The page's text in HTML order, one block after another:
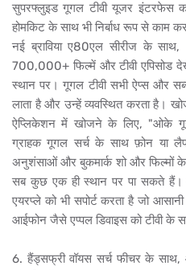
सुपरफ्लुइड गूगल टीवी यूजर इंटरफेस
होमकिट के साथ भी निर्बाध रूप से काम
नई ब्राविया ए80एल सीरीज के
700,000+ फिल्में और टीवी एपिसोड
स्थान पर। गूगल टीवी सभी ऐप्स और
लाता है और उन्हें व्यवस्थित करता है।
ऐप्लिकेशन में खोजने के लिए, "ओके
ग्राहक गूगल सर्च के साथ फ़ोन या
अनुशंसाओं और बुकमार्क शो और
सब कुछ एक ही स्थान पर पा सकते हैं।
एयरप्ले को भी सपोर्ट करता है जो
आईफोन जैसे एप्पल डिवाइस को टीवी के
6. हैंड्सफ्री वॉयस सर्च फीचर के साथ,